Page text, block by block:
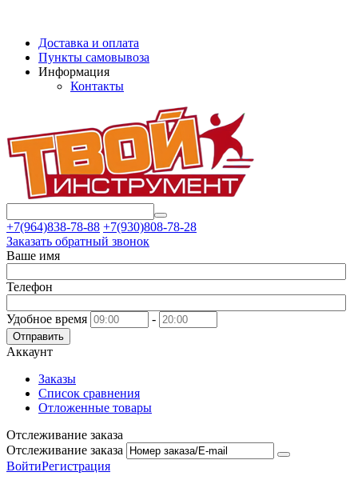
Доставка и оплата
Пункты самовывоза
Информация
Контакты
+7(964)838-78-88 +7(930)808-78-28
Заказать обратный звонок
Ваше имя
Телефон
Удобное время -
Отправить
Аккаунт
Заказы
Список сравнения
Отложенные товары
Отслеживание заказа
Отслеживание заказа
ВойтиРегистрация